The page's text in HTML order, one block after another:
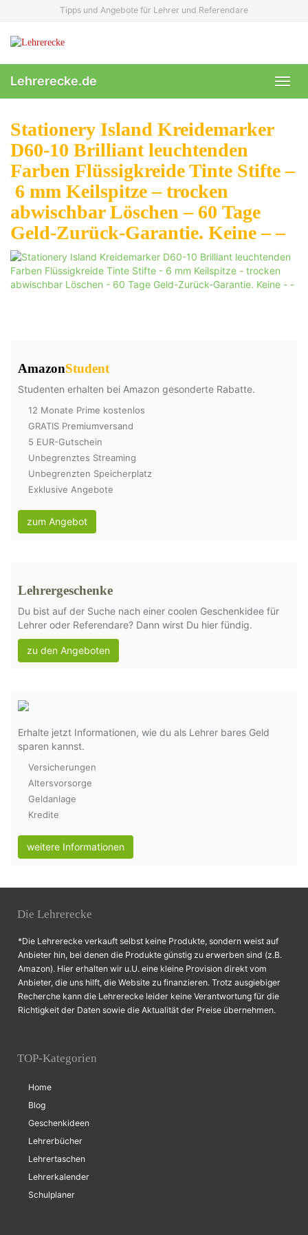
main
content
Tipps und Angebote für Lehrer und Referendare
Lehrerecke.de
Stationery Island Kreidemarker
D60-10 Brilliant leuchtenden
Farben Flüssigkreide Tinte Stifte –
6 mm Keilspitze – trocken
abwischbar Löschen – 60 Tage
Geld-Zurück-Garantie. Keine – –
AmazonStudent
Studenten erhalten bei Amazon gesonderte Rabatte.
12 Monate Prime kostenlos
GRATIS Premiumversand
5 EUR-Gutschein
Unbegrenztes Streaming
Unbegrenzten Speicherplatz
Exklusive Angebote
zum Angebot
Lehrergeschenke
Du bist auf der Suche nach einer coolen Geschenkidee für
Lehrer oder Referendare? Dann wirst Du hier fündig.
zu den Angeboten
Erhalte jetzt Informationen, wie du als Lehrer bares Geld
sparen kannst.
Versicherungen
Altersvorsorge
Geldanlage
Kredite
weitere Informationen
Die Lehrerecke
*Die Lehrerecke verkauft selbst keine Produkte, sondern weist auf
Anbieter hin, bei denen die Produkte günstig zu erwerben sind (z.B.
Amazon). Hier erhalten wir u.U. eine kleine Provision direkt vom
Anbieter, die uns hilft, die Website zu finanzieren. Trotz ausgiebiger
Recherche kann die Lehrerecke leider keine Verantwortung für die
Richtigkeit der Daten sowie die Aktualität der Preise übernehmen.
TOP-Kategorien
Home
Blog
Geschenkideen
Lehrerbücher
Lehrertaschen
Lehrerkalender
Schulplaner